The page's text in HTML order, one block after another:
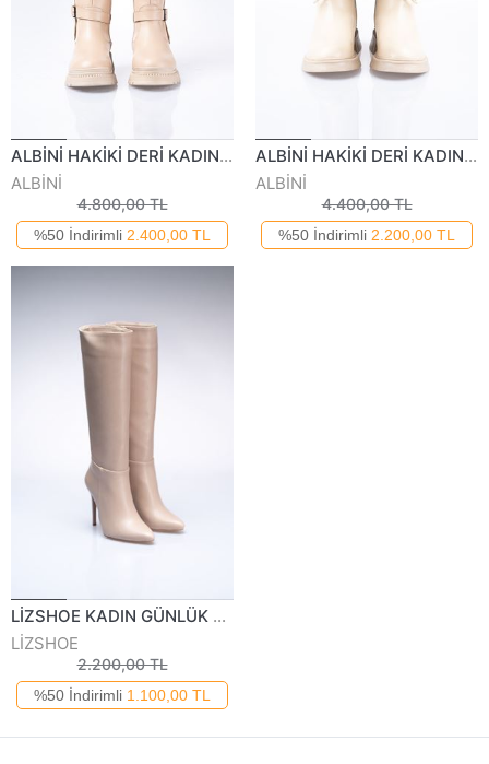
ALBİNİ HAKİKİ DERİ KADIN GÜNLÜK ÇİZME 1053422K
ALBİNİ
4.800,00 TL
%50 İndirimli 2.400,00 TL
ALBİNİ HAKİKİ DERİ KADIN GÜNLÜK ÇİZME 1017522K
ALBİNİ
4.400,00 TL
%50 İndirimli 2.200,00 TL
LİZSHOE KADIN GÜNLÜK ÇİZME MAS 2219022K
LİZSHOE
2.200,00 TL
%50 İndirimli 1.100,00 TL